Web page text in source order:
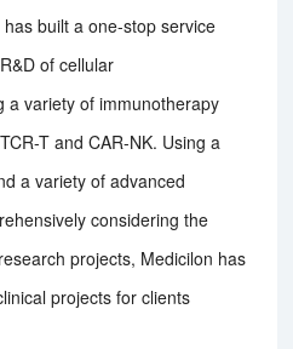
built a one-stop service
of cellular
a variety of immunotherapy
T and CAR-NK. Using a
a variety of advanced
considering the
projects, Medicilon has
projects for clients